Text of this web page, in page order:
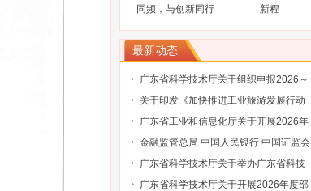
同频，与创新同行
新程
最新动态
广东省科学技术厅关于组织申报2026～
2027年度省重点领域研发计划“智能机器
人”专项项目的通知
关于印发《加快推进工业旅游发展行动
计划（2026-2030年）》的通知
广东省工业和信息化厅关于开展2026年
省级企业技术中心（第25批）认定的通
知
金融监管总局 中国人民银行 中国证监会
财政部关于健全金融机构治理的实施意
见
广东省科学技术厅关于举办广东省科技
保险后奖补管理办法及2027年广东省科
广东省科学技术厅关于开展2026年度部